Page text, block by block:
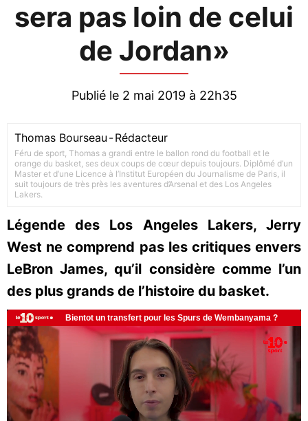
sera pas loin de celui
de Jordan»
Publié le 2 mai 2019 à 22h35
Thomas Bourseau -Rédacteur
Féru de sport, Thomas a grandi entre le ballon rond du football et le
orange du basket, ses deux coups de cœur depuis toujours. Diplômé d’un
Master et d’une Licence à l’Institut Européen du Journalisme de Paris, il
suit toujours de très près les aventures d’Arsenal et des Los Angeles
Lakers.
Légende des Los Angeles Lakers, Jerry
West ne comprend pas les critiques envers
LeBron James, qu’il considère comme l’un
des plus grands de l’histoire du basket.